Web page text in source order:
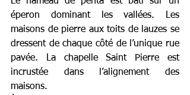
éperon dominant les vallées. Les
maisons de pierre aux toits de lauzes se
dressent de chaque côté de l’unique rue
pavée. La chapelle Saint Pierre est
incrustée dans l’alignement des
maisons.